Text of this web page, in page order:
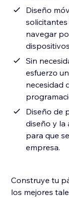
Diseño
navegar
Sin
esfuerzo
necesidad
Diseño de
diseño y la
para que
empresa.
Construye tu
los mejores